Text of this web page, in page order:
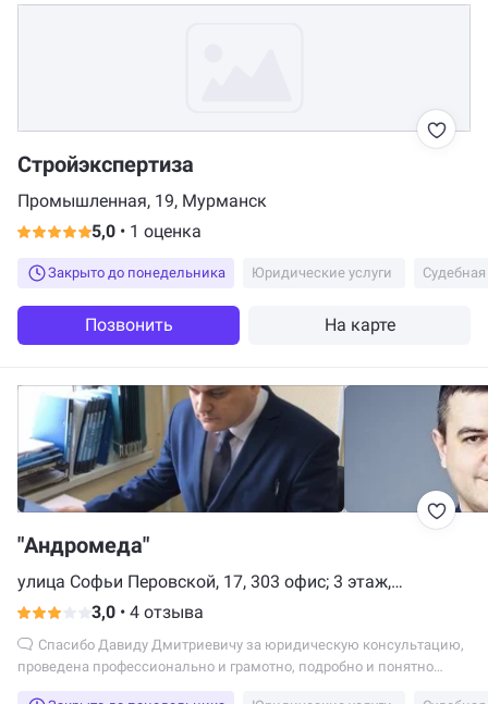
Стройэкспертиза
Промышленная, 19, Мурманск
5,0 • 1 оценка
Закрыто до понедельника Юридические услуги
Позвонить На карте
"Андромеда"
улица Софьи Перовской, 17, 303 офис; 3 этаж,
Мурманск3,0 • 4 отзыва
проведена профессионально и грамотно, подробно и понятно